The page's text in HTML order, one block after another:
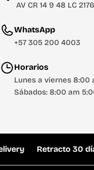
AV CR 14 9 48 LC
WhatsApp
+57 305 200 4003
Horarios
Lunes a viernes 8:00
Sábados: 8:00 am
Retracto 30